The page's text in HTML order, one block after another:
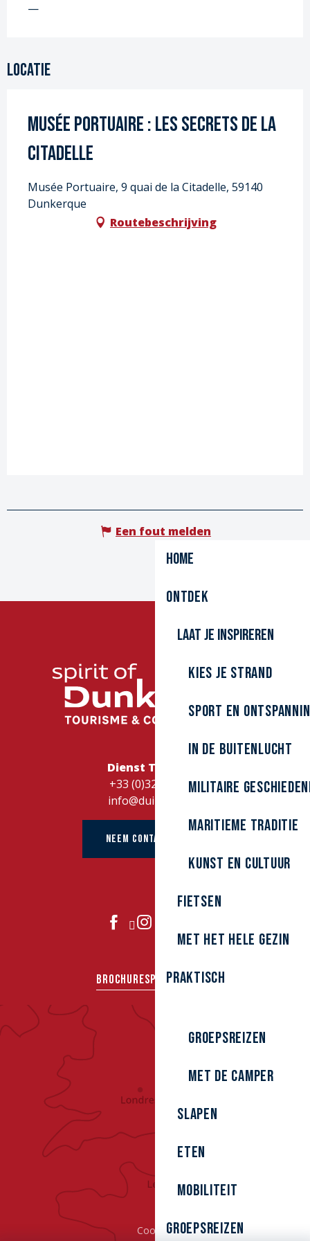
Home
Ontdek
Laat je inspireren
Kies je strand
Sport en
In de buitenlucht
Militaire
Maritieme traditie
kunst en cultuur
Fietsen
Met het hele gezin
Praktisch
Groepsreizen
Met de camper
Slapen
Eten
Mobiliteit
Groepsreizen
—
Locatie
Musée Portuaire : Les secrets de la
Citadelle
Musée Portuaire, 9 quai de la Citadelle, 59140
Dunkerque
Routebeschrijving
Een fout melden
Dienst Toerisme
+33 (0)328262728
info@duinkerke.fr
NEEM CONTACT OP MET
BROCHURESPERSGROEPEN
Cookies